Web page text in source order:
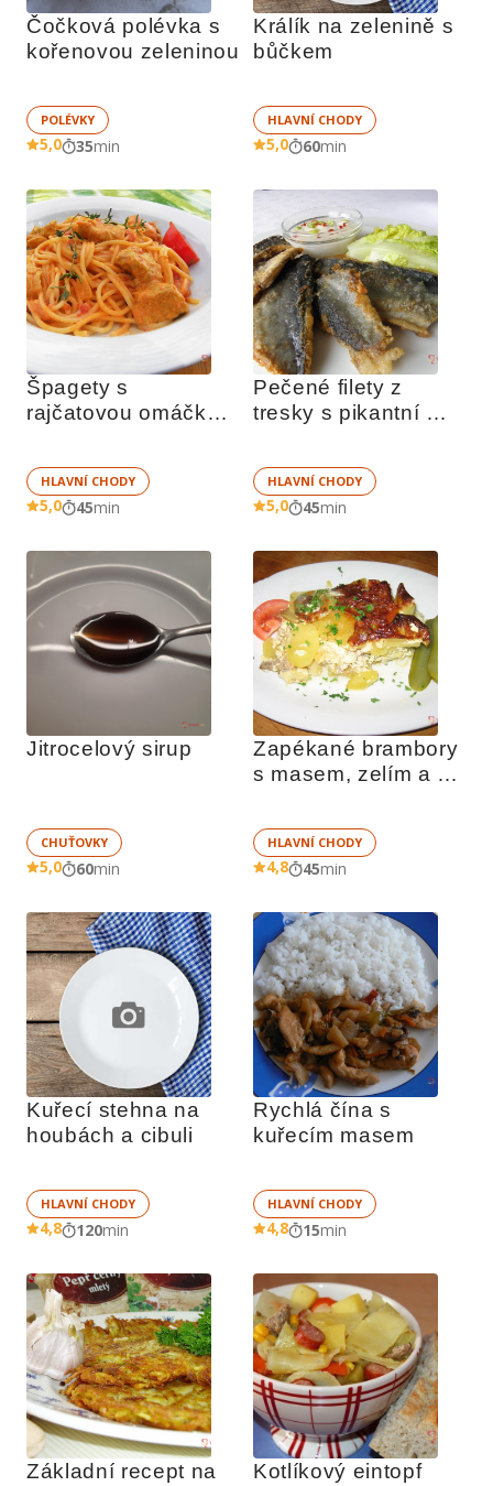
Čočková polévka s
kořenovou zeleninou
POLÉVKY
5,0 35min
Králík na zelenině s
bůčkem
HLAVNÍ CHODY
5,0 60min
Špagety s
rajčatovou omáčkou
HLAVNÍ CHODY
5,0 45min
Pečené filety z
tresky s pikantní
HLAVNÍ CHODY
5,0 45min
Jitrocelový sirup
CHUŤOVKY
5,0 60min
Zapékané brambory
s masem, zelím a
HLAVNÍ CHODY
4,8 45min
Kuřecí stehna na
houbách a cibuli
HLAVNÍ CHODY
4,8 120min
Rychlá čína s
kuřecím masem
HLAVNÍ CHODY
4,8 15min
Základní recept na
Kotlíkový eintopf